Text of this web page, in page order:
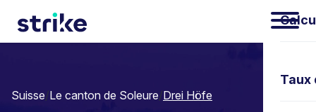
Suisse/Le canton de Soleure/Drei Höfe